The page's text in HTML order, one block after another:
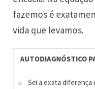
fazemos é
vida que levamos.
AUTODIAGNÓSTICO
Sei a exata